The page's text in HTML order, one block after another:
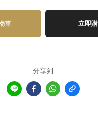
車 立即
分享到